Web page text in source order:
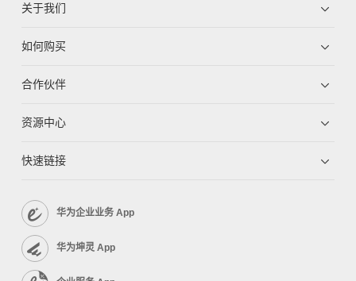
关于我们
如何购买
合作伙伴
资源中心
快速链接
华为企业业务 App
华为坤灵 App